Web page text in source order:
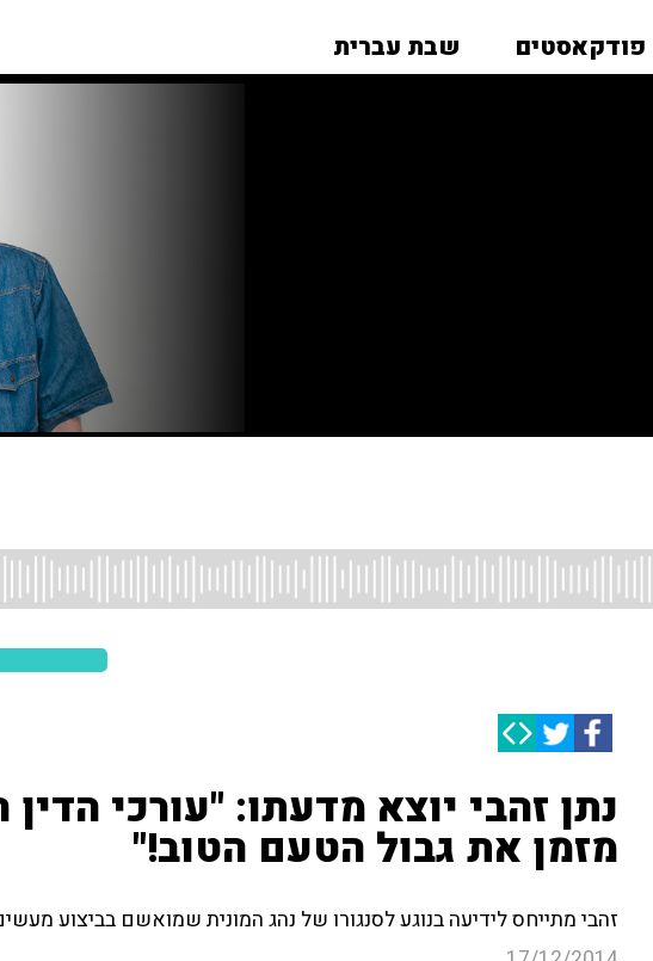
פודקאסטים שבת עברית
נתן זהבי יוצא מדעתו: "עורכי
מזמן את גבול הטעם הטוב!"
זהבי מתייחס לידיעה בנוגע לסנגורו של נהג המונית שמואשם בביצוע מעשים מגונים